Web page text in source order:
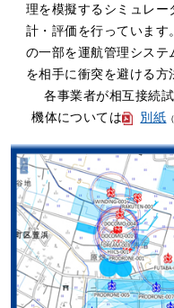
理を模擬するシミュレー
計・評価を行っています
の一部を運航管理システ
を相手に衝突を避ける方
各事業者が相互接続
機体については
別紙